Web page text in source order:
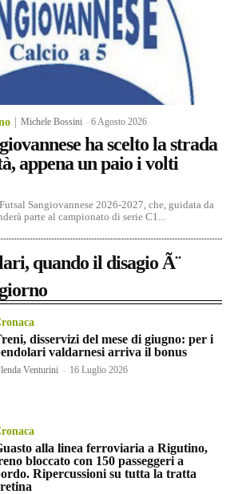
Michele Bossini -6 Agosto 2026
ha scelto la strada
appena un paio i volti
Sangiovannese 2026-2027, che, guidata da
parte al campionato di serie C1...
quando il disagio Ã¨
disservizi del mese di giugno: per i
valdarnesi arriva il bonus
Venturini - 16 Luglio 2026
alla linea ferroviaria a Rigutino,
bloccato con 150 passeggeri a
Ripercussioni su tutta la tratta